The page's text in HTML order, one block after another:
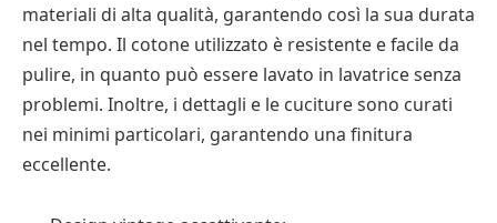
materiali di alta qualità, garantendo così la sua durata
nel tempo. Il cotone utilizzato è resistente e facile da
pulire, in quanto può essere lavato in lavatrice senza
problemi. Inoltre, i dettagli e le cuciture sono curati
nei minimi particolari, garantendo una finitura
eccellente.